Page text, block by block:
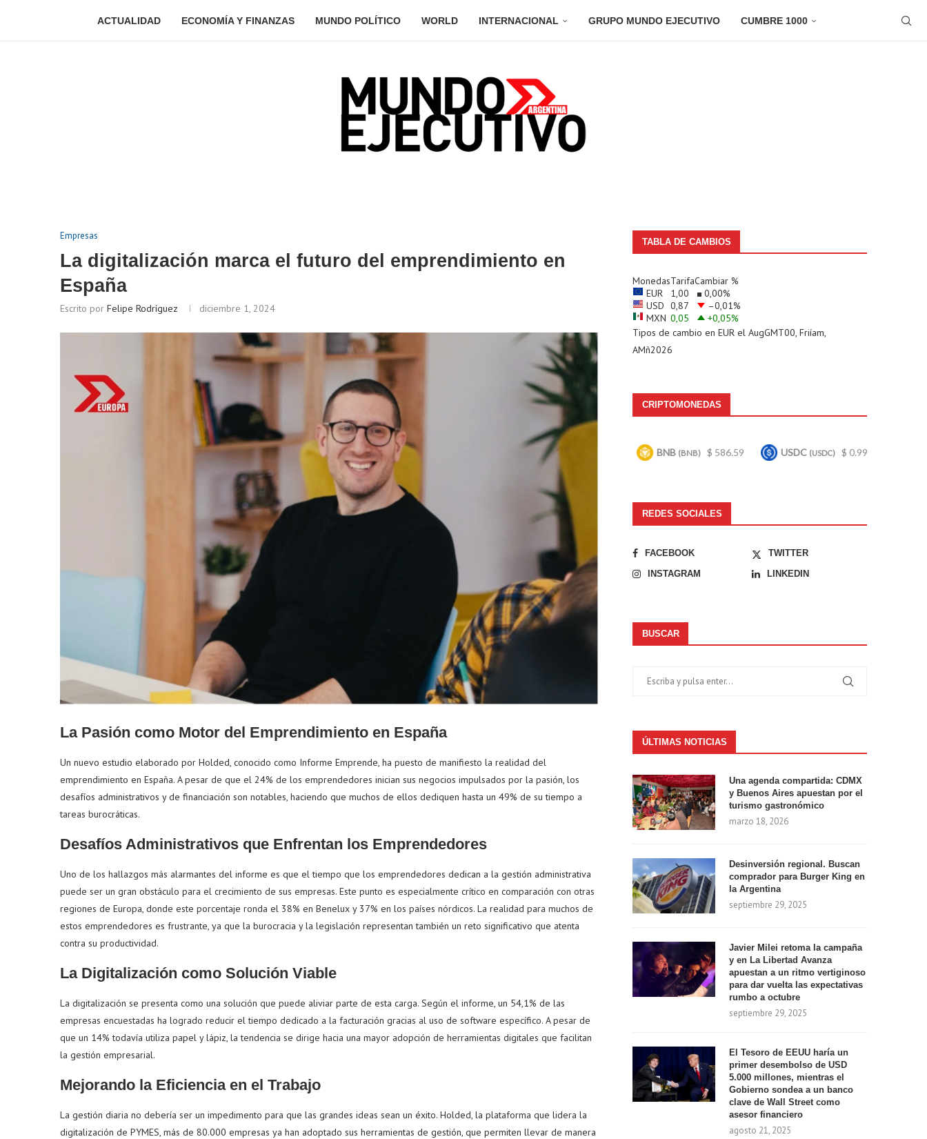
ACTUALIDAD ECONOMÍA Y FINANZAS MUNDO POLÍTICO WORLD INTERNACIONAL GRUPO MUNDO EJECUTIVO CUMBRE 1000
Empresas
La digitalización marca el futuro del emprendimiento en
España
Escrito por Felipe Rodríguez diciembre 1, 2024
La Pasión como Motor del Emprendimiento en España
Un nuevo estudio elaborado por Holded, conocido como Informe Emprende, ha puesto de manifiesto la realidad del
emprendimiento en España. A pesar de que el 24% de los emprendedores inician sus negocios impulsados por la pasión, los
desafíos administrativos y de financiación son notables, haciendo que muchos de ellos dediquen hasta un 49% de su tiempo a
tareas burocráticas.
Desafíos Administrativos que Enfrentan los Emprendedores
Uno de los hallazgos más alarmantes del informe es que el tiempo que los emprendedores dedican a la gestión administrativa
puede ser un gran obstáculo para el crecimiento de sus empresas. Este punto es especialmente crítico en comparación con otras
regiones de Europa, donde este porcentaje ronda el 38% en Benelux y 37% en los países nórdicos. La realidad para muchos de
estos emprendedores es frustrante, ya que la burocracia y la legislación representan también un reto significativo que atenta
contra su productividad.
La Digitalización como Solución Viable
La digitalización se presenta como una solución que puede aliviar parte de esta carga. Según el informe, un 54,1% de las
empresas encuestadas ha logrado reducir el tiempo dedicado a la facturación gracias al uso de software específico. A pesar de
que un 14% todavía utiliza papel y lápiz, la tendencia se dirige hacia una mayor adopción de herramientas digitales que facilitan
la gestión empresarial.
Mejorando la Eficiencia en el Trabajo
La gestión diaria no debería ser un impedimento para que las grandes ideas sean un éxito. Holded, la plataforma que lidera la
digitalización de PYMES, más de 80.000 empresas ya han adoptado sus herramientas de gestión, que permiten llevar de manera
TABLA DE CAMBIOS
MonedasTarifaCambiar %
EUR
1,00 0,00%
USD 0,87 –0,01%
MXN 0,05 +0,05%
Tipos de cambio en EUR el AugGMT00, Friíam,
AMñ2026
CRIPTOMONEDAS
$ 64,279.00 Ethereum (ETH) $ 1,903.08 $ 586.59 USDC(USDC) $ 0.999634 Bitcoin
REDES SOCIALES
FACEBOOK
TWITTER
INSTAGRAM
LINKEDIN
BUSCAR
ÚLTIMAS NOTICIAS
Una agenda compartida: CDMX
y Buenos Aires apuestan por el
turismo gastronómico
marzo 18, 2026
Desinversión regional. Buscan
comprador para Burger King en
la Argentina
septiembre 29, 2025
Javier Milei retoma la campaña
y en La Libertad Avanza
apuestan a un ritmo vertiginoso
para dar vuelta las expectativas
rumbo a octubre
septiembre 29, 2025
El Tesoro de EEUU haría un
primer desembolso de USD
5.000 millones, mientras el
Gobierno sondea a un banco
clave de Wall Street como
asesor financiero
agosto 21, 2025